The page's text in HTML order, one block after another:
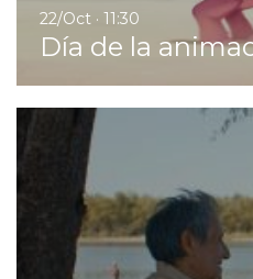
22/Oct · 11:30
Día de la